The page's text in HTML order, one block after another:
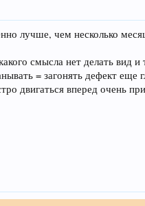
лучше, чем несколько
смысла нет делать вид
= загонять дефект
двигаться вперед очень